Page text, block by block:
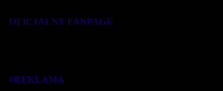
OFICJALNY FANPAGE
#REKLAMA